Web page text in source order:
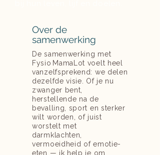
Over de
samenwerking
De samenwerking met
Fysio MamaLot voelt heel
vanzelfsprekend: we delen
dezelfde visie. Of je nu
zwanger bent,
herstellende na de
bevalling, sport en sterker
wilt worden, of juist
worstelt met
darmklachten,
vermoeidheid of emotie-
eten — ik help je om